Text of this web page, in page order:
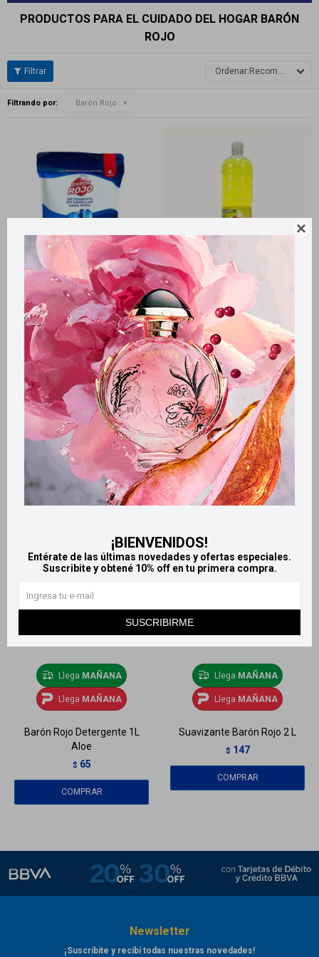

¡BIENVENIDOS!
Entérate de las últimas novedades y ofertas especiales.
Suscribite y obtené 10% off en tu primera compra.
SUSCRIBIRME
PRODUCTOS PARA EL CUIDADO DEL HOGAR BARÓN
ROJO
Recomendados
Filtrando por: Barón Rojo
LlegaMAÑANA
LlegaMAÑANA
Barón Rojo detergente en
cápsulas para ropa - x4
Cápsulas
69
Llega MAÑANA
Llega MAÑANA
Barón Rojo detergente limón
1 L
$ 65
Llega MAÑANA
Llega MAÑANA
Barón Rojo Detergente 1L
Aloe
$ 65
Llega MAÑANA
Llega MAÑANA
Suavizante Barón Rojo 2 L
$ 147
Newsletter
¡Suscribite y recibí todas nuestras novedades!